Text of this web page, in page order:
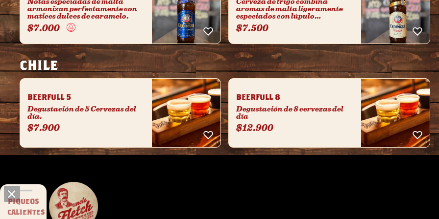
armonizan perfectamente con
matices dulces de caramelo.
$7.000
aromas de malta ligeramente
especiados con lúpulo
ligeramente amargo, notas
afrutadas y un sabor fresco
$7.500
CHILE
BEERFULL 5
Degustación de 5 Cervezas del
día.
$7.900
BEERFULL 8
Degustación de 8 cervezas del
día
$12.900
PIQUEOS
CALIENTES